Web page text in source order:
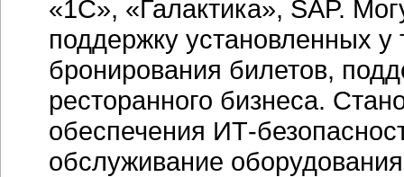
«1С», «Галактика», SAP.
поддержку установленных у
бронирования билетов,
ресторанного бизнеса.
обеспечения ИТ-
обслуживание